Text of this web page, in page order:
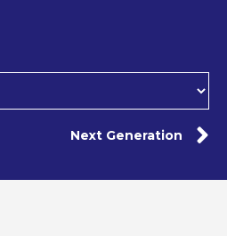
Next Generation